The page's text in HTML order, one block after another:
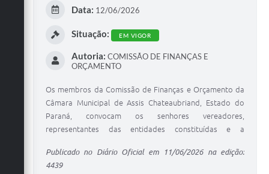
Data: 12/06/2026
Situação: EM VIGOR
Autoria: COMISSÃO DE FINANÇAS E
ORÇAMENTO
Os membros da Comissão de Finanças e Orçamento da
Câmara Municipal de Assis Chateaubriand, Estado do
Paraná, convocam os senhores vereadores,
representantes das entidades constituídas e a
Pública, que será realizada no dia 19 de junho de 2026
(sexta-feira), às 14:00 horas, na sede do Legislativo.
Publicado no Diário Oficial em 11/06/2026 na edição:
4439